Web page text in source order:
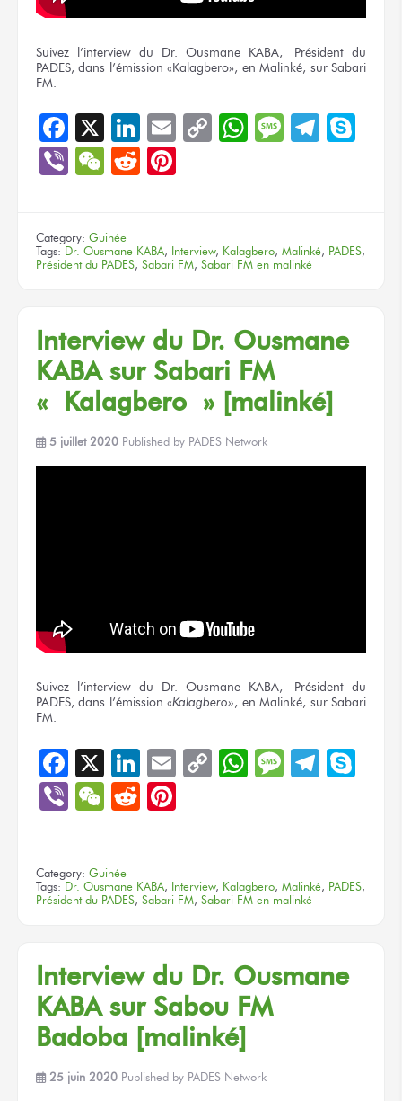
Suivez l’interview du Dr. Ousmane KABA, Président du
PADES, dans l’émission «Kalagbero», en Malinké, sur Sabari
FM.
Facebook
X LinkedIn
EmailCopyWhatsApp
Message
ViberWeChat
Reddit
Category: Guinée
Tags: Dr. Ousmane KABA, Interview, Kalagbero, Malinké, PADES,
Président du PADES, Sabari FM, Sabari FM en malinké
Interview du Dr. Ousmane
KABA sur Sabari FM
« Kalagbero » [malinké]
5 juillet 2020 Published by PADES Network
Suivez l’interview du Dr. Ousmane KABA, Président du
PADES, dans l’émission «Kalagbero», en Malinké, sur Sabari
FM.
Facebook
X LinkedIn
EmailCopyWhatsApp
Message
ViberWeChat
Reddit
Category: Guinée
Tags: Dr. Ousmane KABA, Interview, Kalagbero, Malinké, PADES,
Président du PADES, Sabari FM, Sabari FM en malinké
Interview du Dr. Ousmane
KABA sur Sabou FM
Badoba [malinké]
25 juin 2020 Published by PADES Network